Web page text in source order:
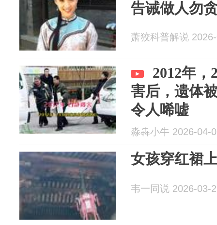
告诫做人勿
萧狡科普解说
2012年，
害后，遗体
令人唏嘘
淼犇小牛 2026-04-
女孩穿红裙
韦一同说 2026-03-